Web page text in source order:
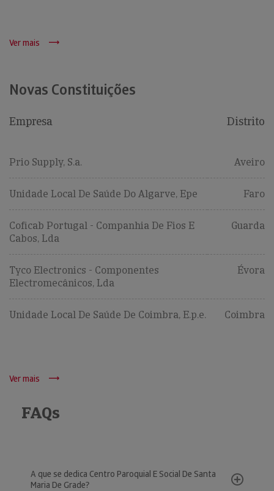
Ver mais
Novas Constituições
Empresa Distrito
Prio Supply, S.a. Aveiro
Unidade Local De Saúde Do Algarve, Epe Faro
Coficab Portugal - Companhia De Fios E
Cabos, Lda
Guarda
Tyco Electronics - Componentes
Electromecânicos, Lda
Évora
Unidade Local De Saúde De Coimbra, E.p.e. Coimbra
Ver mais
FAQs
A que se dedica Centro Paroquial E Social De Santa
Maria De Grade?